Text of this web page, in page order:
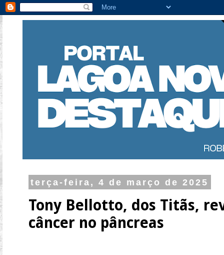
terça-feira, 4 de março de 2025
Tony Bellotto, dos Titãs,
câncer no pâncreas